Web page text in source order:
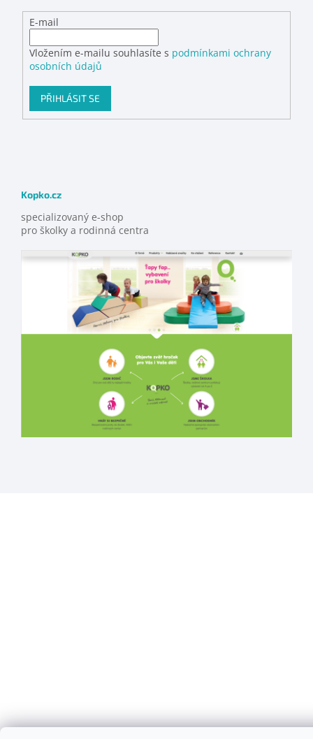
E-mail
Vložením e-mailu souhlasíte s podmínkami ochrany
osobních údajů
PŘIHLÁSIT SE
Kopko.cz
specializovaný e-shop
pro školky a rodinná centra